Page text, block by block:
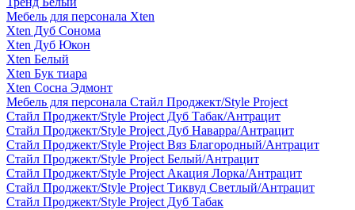
Мебель для персонала Xten
Xten Дуб Сонома
Xten Дуб Юкон
Xten Белый
Xten Бук тиара
Xten Сосна Эдмонт
Мебель для персонала Стайл Проджект/Style Project
Стайл Проджект/Style Project Дуб Табак/Антрацит
Стайл Проджект/Style Project Дуб Наварра/Антрацит
Стайл Проджект/Style Project Вяз Благородный/Антрацит
Стайл Проджект/Style Project Белый/Антрацит
Стайл Проджект/Style Project Акация Лорка/Антрацит
Стайл Проджект/Style Project Тиквуд Светлый/Антрацит
Стайл Проджект/Style Project Дуб Табак